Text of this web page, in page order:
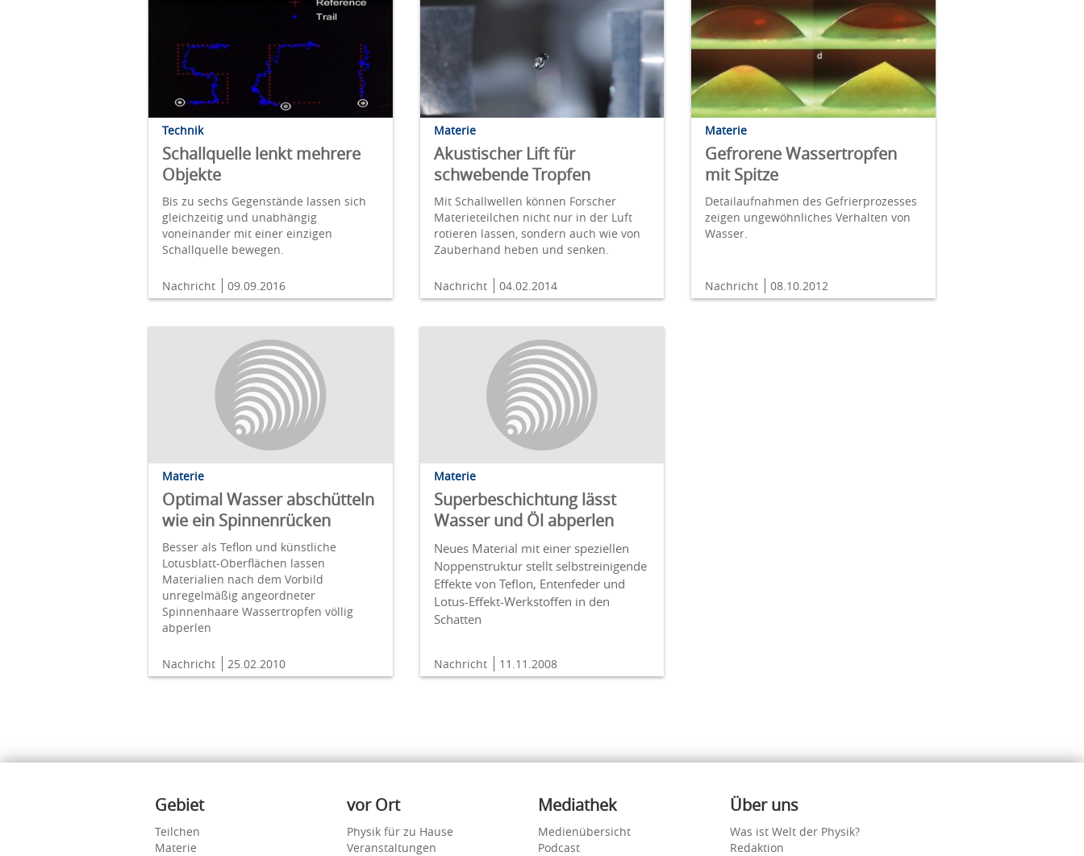
Technik
Schallquelle lenkt mehrere
Objekte
Bis zu sechs Gegenstände lassen sich
gleichzeitig und unabhängig
voneinander mit einer einzigen
Schallquelle bewegen.
Nachricht 09.09.2016
Materie
Akustischer Lift für
schwebende Tropfen
Mit Schallwellen können Forscher
Materieteilchen nicht nur in der Luft
rotieren lassen, sondern auch wie von
Zauberhand heben und senken.
Nachricht 04.02.2014
Materie
Gefrorene Wassertropfen
mit Spitze
Detailaufnahmen des Gefrierprozesses
zeigen ungewöhnliches Verhalten von
Wasser.
Nachricht 08.10.2012
Materie
Optimal Wasser abschütteln
wie ein Spinnenrücken
Besser als Teflon und künstliche
Lotusblatt-Oberflächen lassen
Materialien nach dem Vorbild
unregelmäßig angeordneter
Spinnenhaare Wassertropfen völlig
abperlen
Nachricht 25.02.2010
Materie
Superbeschichtung lässt
Wasser und Öl abperlen
Neues Material mit einer speziellen
Noppenstruktur stellt selbstreinigende
Effekte von Teflon, Entenfeder und
Lotus-Effekt-Werkstoffen in den
Schatten
Nachricht 11.11.2008
Inhalte
Gebiet
Teilchen
Materie
vor Ort
Physik für zu Hause
Veranstaltungen
Mediathek
Medienübersicht
Podcast
Über uns
Was ist Welt der Physik?
Redaktion